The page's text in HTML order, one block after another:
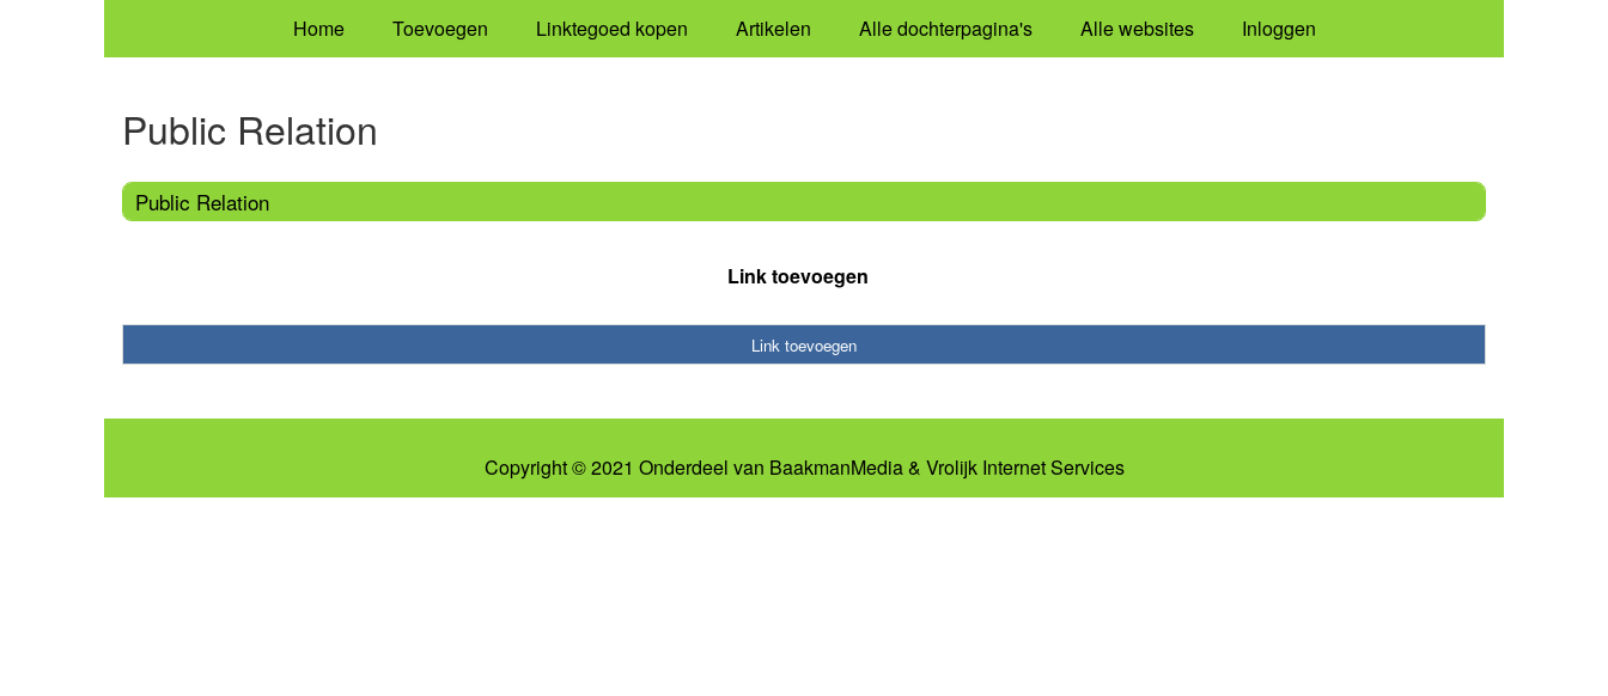
Home Toevoegen Linktegoed kopen Artikelen Alle dochterpagina's Alle websites Inloggen
Public Relation
Public Relation
Link toevoegen
Link toevoegen
Copyright © 2021 Onderdeel van BaakmanMedia& Vrolijk Internet Services